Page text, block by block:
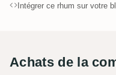
Intégrer ce rhum sur votre
Achats de la